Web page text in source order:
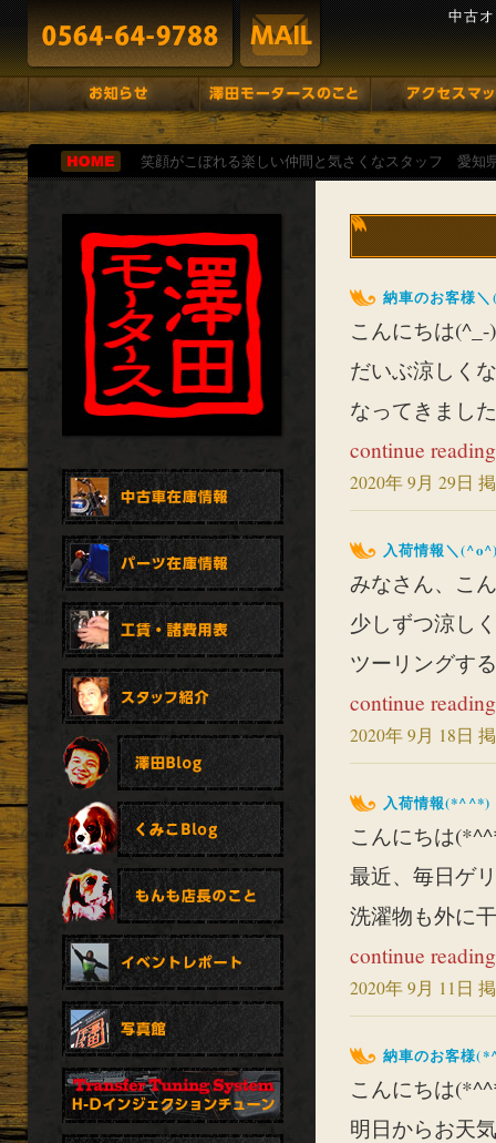
中古
笑顔がこぼれる楽しい仲間と気さくなスタッフ 愛知
納車のお客様
こんにちは(^_-)
だいぶ涼しく
なってきまし
continue
2020年 9月 29日
入荷情報＼
みなさん、こ
少しずつ涼し
ツーリングす
continue
2020年 9月 18日
入荷情報(*^^*)
こんにちは
最近、毎日ゲ
洗濯物も外に
continue
2020年 9月 11日
納車のお客様
こんにちは
明日からお天